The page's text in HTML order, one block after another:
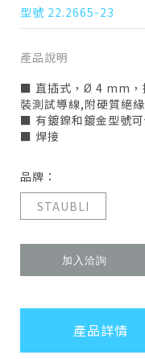
型號 22.2665-23
產品說明
■ 直插式，Ø 4 mm，
裝測試導線,附硬質絕緣
■ 有鍍鎳和鍍金型號可
■ 焊接
品牌：
STAUBLI
加入洽詢
產品詳情